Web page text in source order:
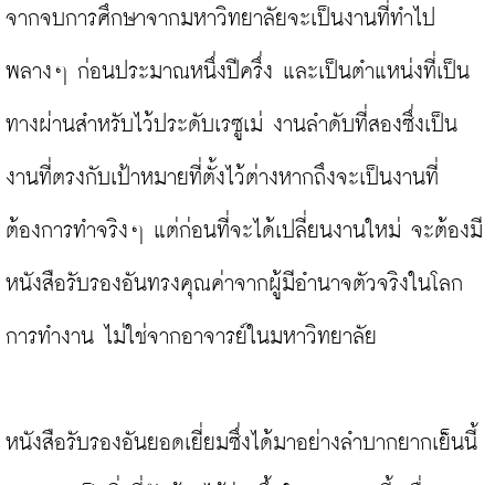
จากจบการศึกษาจากมหาวิทยาลัยจะเป็นงานที่ทำไป
พลางๆ ก่อนประมาณหนึ่งปีครึ่ง และเป็นตำแหน่งที่เป็น
ทางผ่านสำหรับไว้ประดับเรซูเม่ งานลำดับที่สองซึ่งเป็น
งานที่ตรงกับเป้าหมายที่ตั้งไว้ต่างหากถึงจะเป็นงานที่
ต้องการทำจริงๆ แต่ก่อนที่จะได้เปลี่ยนงานใหม่ จะต้องมี
หนังสือรับรองอันทรงคุณค่าจากผู้มีอำนาจตัวจริงในโลก
การทำงาน ไม่ใช่จากอาจารย์ในมหาวิทยาลัย
หนังสือรับรองอันยอดเยี่ยมซึ่งได้มาอย่างลำบากยากเย็นนี้